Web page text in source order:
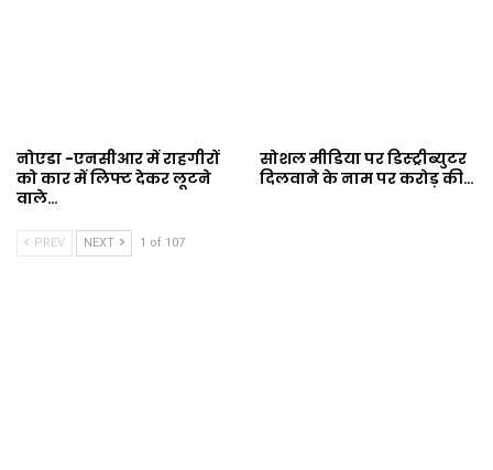
नोएडा -एनसीआर में राहगीरों
को कार में लिफ्ट देकर लूटने
वाले…
सोशल मीडिया पर डिस्ट्रीब्युटर
दिलवाने के नाम पर करोड़ की…
PREV NEXT 1 of 107